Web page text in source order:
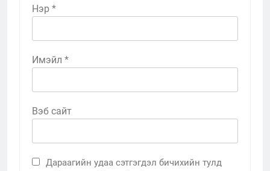
Нэр *
Имэйл *
Вэб сайт
Дараагийн удаа сэтгэгдэл бичихийн тулд